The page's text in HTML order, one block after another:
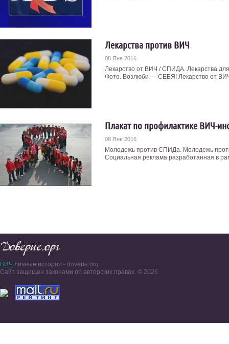
Лекарства против ВИЧ
08 Янв 2016
Лекарство от ВИЧ / СПИДА. Лекарства
Фото. Возлюби — СЕБЯ! Лекарство от
Плакат по профилактике ВИЧ-
08 Янв 2016
Молодежь против СПИДа. Молодежь
Социальная реклама разработанная в
ВИЧ личные истории - doverie.org
Сайт защищен законами об авторских правах. © 2026